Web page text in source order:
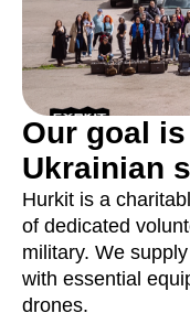
Our goal
Ukrainian
Hurkit is a
of dedicated
military. We
with essential
drones.